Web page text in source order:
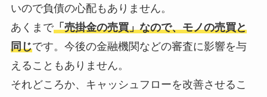
いので負債の心配もありません。
あくまで「売掛金の売買」なので、モノの売買と
同じです。今後の金融機関などの審査に影響を与
えることもありません。
それどころか、キャッシュフローを改善させるこ